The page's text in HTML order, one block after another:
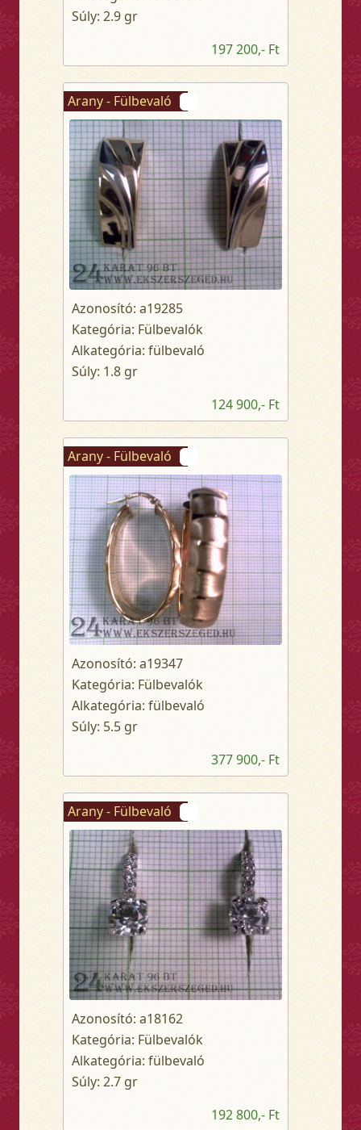
Súly: 2.9 gr
197 200,- Ft
Arany - Fülbevaló
Azonosító: a19285
Kategória: Fülbevalók
Alkategória: fülbevaló
Súly: 1.8 gr
124 900,- Ft
Arany - Fülbevaló
Azonosító: a19347
Kategória: Fülbevalók
Alkategória: fülbevaló
Súly: 5.5 gr
377 900,- Ft
Arany - Fülbevaló
Azonosító: a18162
Kategória: Fülbevalók
Alkategória: fülbevaló
Súly: 2.7 gr
192 800,- Ft